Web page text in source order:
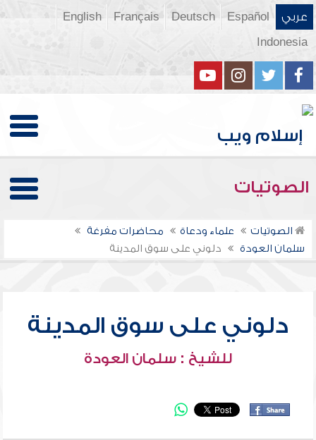
عربي Español
Deutsch
Français
English
Indonesia
الصوتيات
الصوتيات علماء ودعاة
محاضرات مفرغة
سلمان العودة
دلوني على سوق المدينة
دلوني على سوق المدينة
للشيخ : سلمان العودة